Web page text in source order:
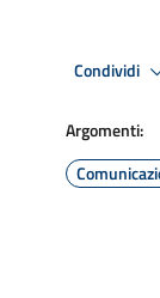
Condividi
Argomenti: